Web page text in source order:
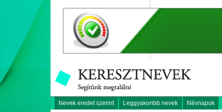
Nevek eredet szerint Leggyakoribb nevek Névnapok